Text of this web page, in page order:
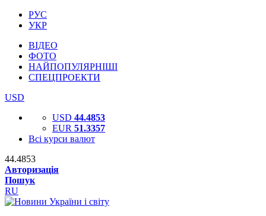
РУС
УКР
ВІДЕО
ФОТО
НАЙПОПУЛЯРНІШІ
СПЕЦПРОЕКТИ
USD
USD 44.4853
EUR 51.3357
Всі курси валют
44.4853
Авторизація
Пошук
RU